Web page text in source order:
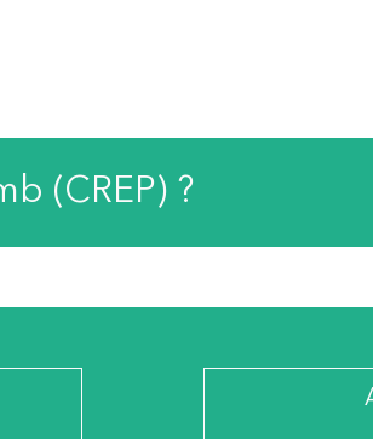
(CREP) ?